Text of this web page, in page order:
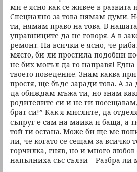
ми е ясно как се живее в
Специално за това нямам думи.
ти, нямам право на това. В
управниците да не говоря. А в
ремонт. На всички е ясно, че
място, би ли простила подобни
не бих могъл да го направя!
твоето поведение. Знам каква
простя, ще бъде заради това. А
да обиждам мъжа ти, но знам
родителите си и не ги
брат си!” Как я мислите, да
съпруг е сам на майка и баща, а
той ти остана. Може би ще ме
ли, че когато се сещам за всичко
горчилка, гняв, но и много любов
напълниха със сълзи – Разбра ли